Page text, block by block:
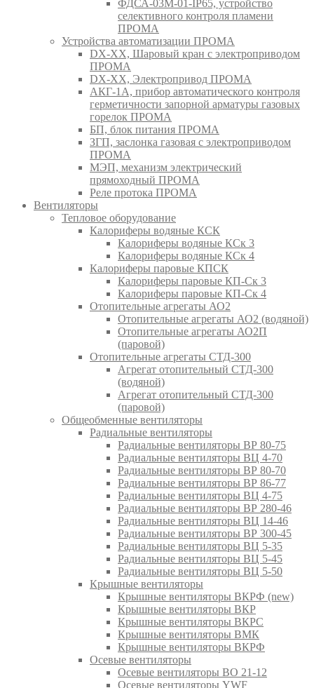
ФДСА-03М-01-IP65, устройство
селективного контроля пламени
ПРОМА
Устройства автоматизации ПРОМА
DX-XX, Шаровый кран c электроприводом
ПРОМА
DX-XX, Электропривод ПРОМА
АКГ-1А, прибор автоматического контроля
герметичности запорной арматуры газовых
горелок ПРОМА
БП, блок питания ПРОМА
ЗГП, заслонка газовая с электроприводом
ПРОМА
МЭП, механизм электрический
прямоходный ПРОМА
Реле протока ПРОМА
Вентиляторы
Тепловое оборудование
Калориферы водяные КСК
Калориферы водяные КСк 3
Калориферы водяные КСк 4
Калориферы паровые КПСК
Калориферы паровые КП-Ск 3
Калориферы паровые КП-Ск 4
Отопительные агрегаты АО2
Отопительные агрегаты АО2 (водяной)
Отопительные агрегаты АО2П
(паровой)
Отопительные агрегаты СТД-300
Агрегат отопительный СТД-300
(водяной)
Агрегат отопительный СТД-300
(паровой)
Общеобменные вентиляторы
Радиальные вентиляторы
Радиальные вентиляторы ВР 80-75
Радиальные вентиляторы ВЦ 4-70
Радиальные вентиляторы ВР 80-70
Радиальные вентиляторы ВР 86-77
Радиальные вентиляторы ВЦ 4-75
Радиальные вентиляторы ВР 280-46
Радиальные вентиляторы ВЦ 14-46
Радиальные вентиляторы ВР 300-45
Радиальные вентиляторы ВЦ 5-35
Радиальные вентиляторы ВЦ 5-45
Радиальные вентиляторы ВЦ 5-50
Крышные вентиляторы
Крышные вентиляторы ВКРФ (new)
Крышные вентиляторы ВКР
Крышные вентиляторы ВКРС
Крышные вентиляторы ВМК
Крышные вентиляторы ВКРФ
Осевые вентиляторы
Осевые вентиляторы ВО 21-12
Осевые вентиляторы YWF